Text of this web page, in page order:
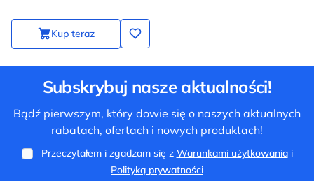
Kup teraz
Subskrybuj nasze aktualności!
Bądź pierwszym, który dowie się o naszych aktualnych
rabatach, ofertach i nowych produktach!
Przeczytałem i zgadzam się z Warunkami użytkowaniai
Polityką prywatności